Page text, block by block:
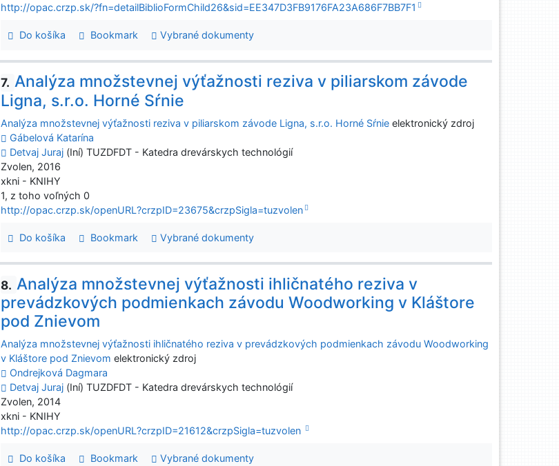
http://opac.crzp.sk/?fn=detailBiblioFormChild26&sid=EE347D3FB9176FA23A686F7BB7F1
Do košíka Bookmark Vybrané dokumenty
7. Analýza množstevnej výťažnosti reziva v piliarskom závode
Ligna, s.r.o. Horné Sŕnie
Analýza množstevnej výťažnosti reziva v piliarskom závode Ligna, s.r.o. Horné Sŕnie elektronický zdroj
Gábelová Katarína
Detvaj Juraj (Iní) TUZDFDT - Katedra drevárskych technológií
Zvolen, 2016
xkni - KNIHY
1, z toho voľných 0
http://opac.crzp.sk/openURL?crzpID=23675&crzpSigla=tuzvolen
Do košíka Bookmark Vybrané dokumenty
8. Analýza množstevnej výťažnosti ihličnatého reziva v
prevádzkových podmienkach závodu Woodworking v Kláštore
pod Znievom
Analýza množstevnej výťažnosti ihličnatého reziva v prevádzkových podmienkach závodu Woodworking
v Kláštore pod Znievom elektronický zdroj
Ondrejková Dagmara
Detvaj Juraj (Iní) TUZDFDT - Katedra drevárskych technológií
Zvolen, 2014
xkni - KNIHY
http://opac.crzp.sk/openURL?crzpID=21612&crzpSigla=tuzvolen
Do košíka Bookmark Vybrané dokumenty